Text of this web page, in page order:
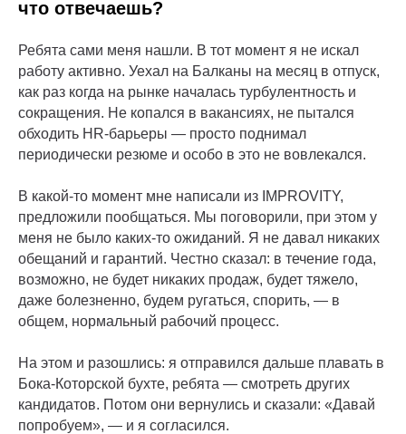
что отвечаешь?
Ребята сами меня нашли. В тот момент я не искал
работу активно. Уехал на Балканы на месяц в отпуск,
как раз когда на рынке началась турбулентность и
сокращения. Не копался в вакансиях, не пытался
обходить HR-барьеры — просто поднимал
периодически резюме и особо в это не вовлекался.
В какой-то момент мне написали из IMPROVITY,
предложили пообщаться. Мы поговорили, при этом у
меня не было каких-то ожиданий. Я не давал никаких
обещаний и гарантий. Честно сказал: в течение года,
возможно, не будет никаких продаж, будет тяжело,
даже болезненно, будем ругаться, спорить, — в
общем, нормальный рабочий процесс.
На этом и разошлись: я отправился дальше плавать в
Бока-Которской бухте, ребята — смотреть других
кандидатов. Потом они вернулись и сказали: «Давай
попробуем», — и я согласился.